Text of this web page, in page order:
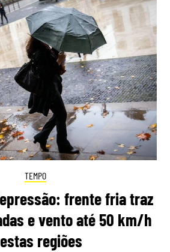
TEMPO
frente fria traz
e vento até 50 km/h
regiões